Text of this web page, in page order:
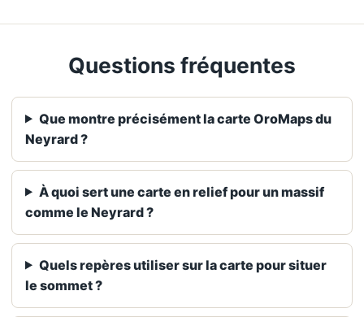
Questions fréquentes
Que montre précisément la carte OroMaps du
Neyrard ?
À quoi sert une carte en relief pour un massif
comme le Neyrard ?
Quels repères utiliser sur la carte pour situer
le sommet ?